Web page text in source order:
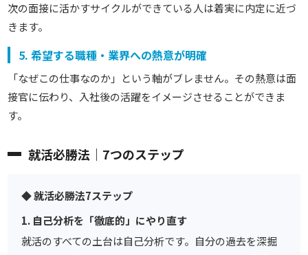
次の面接に活かすサイクルができている人は着実に内定に近づ
きます。
5. 希望する職種・業界への熱意が明確
「なぜこの仕事なのか」という軸がブレません。その熱意は面
接官に伝わり、入社後の活躍をイメージさせることができま
す。
就活必勝法｜7つのステップ
◆ 就活必勝法7ステップ
1. 自己分析を「徹底的」にやり直す
就活のすべての土台は自己分析です。自分の過去を深掘